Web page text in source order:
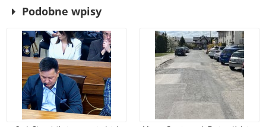
Podobne wpisy